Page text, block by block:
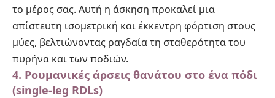
το μέρος σας. Αυτή η άσκηση προκαλεί μια
απίστευτη ισομετρική και έκκεντρη φόρτιση στους
μύες, βελτιώνοντας ραγδαία τη σταθερότητα του
πυρήνα και των ποδιών.
4. Ρουμανικές άρσεις θανάτου στο ένα πόδι
(single-leg RDLs)